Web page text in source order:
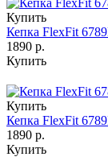
Купить
Кепка FlexFit
1890 р.
Купить
Купить
Кепка FlexFit
1890 р.
Купить